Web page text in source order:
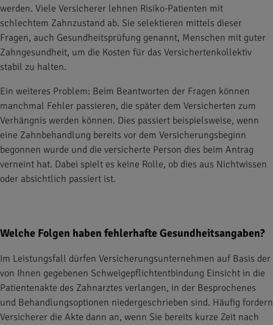
werden. Viele Versicherer lehnen Risiko-Patienten mit
schlechtem Zahnzustand ab. Sie selektieren mittels dieser
Fragen, auch Gesundheitsprüfung genannt, Menschen mit guter
Zahngesundheit, um die Kosten für das Versichertenkollektiv
stabil zu halten.
Ein weiteres Problem: Beim Beantworten der Fragen können
manchmal Fehler passieren, die später dem Versicherten zum
Verhängnis werden können. Dies passiert beispielsweise, wenn
eine Zahnbehandlung bereits vor dem Versicherungsbeginn
begonnen wurde und die versicherte Person dies beim Antrag
verneint hat. Dabei spielt es keine Rolle, ob dies aus Nichtwissen
oder absichtlich passiert ist.
Welche Folgen haben fehlerhafte Gesundheitsangaben?
Im Leistungsfall dürfen Versicherungsunternehmen auf Basis der
von Ihnen gegebenen Schweigepflichtentbindung Einsicht in die
Patientenakte des Zahnarztes verlangen, in der Besprochenes
und Behandlungsoptionen niedergeschrieben sind. Häufig fordern
Versicherer die Akte dann an, wenn Sie bereits kurze Zeit nach